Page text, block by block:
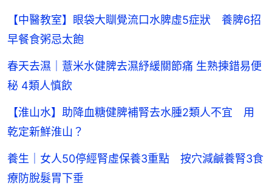
【中醫教室】眼袋大瞓覺流口水脾虛5症狀 養脾6招
早餐食粥忌太飽
春天去濕｜薏米水健脾去濕紓緩關節痛 生熟揀錯易便
秘 4類人慎飲
【淮山水】助降血糖健脾補腎去水腫2類人不宜 用
乾定新鮮淮山？
養生｜女人50停經腎虛保養3重點 按穴減鹹養腎3食
療防脫髮胃下垂